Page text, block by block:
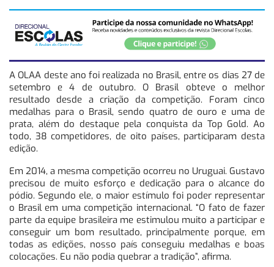
A OLAA deste ano foi realizada no Brasil, entre os dias 27 de
setembro e 4 de outubro. O Brasil obteve o melhor
resultado desde a criação da competição. Foram cinco
medalhas para o Brasil, sendo quatro de ouro e uma de
prata, além do destaque pela conquista da Top Gold. Ao
todo, 38 competidores, de oito países, participaram desta
edição.
Em 2014, a mesma competição ocorreu no Uruguai. Gustavo
precisou de muito esforço e dedicação para o alcance do
pódio. Segundo ele, o maior estímulo foi poder representar
o Brasil em uma competição internacional. “O fato de fazer
parte da equipe brasileira me estimulou muito a participar e
conseguir um bom resultado, principalmente porque, em
todas as edições, nosso país conseguiu medalhas e boas
colocações. Eu não podia quebrar a tradição”, afirma.